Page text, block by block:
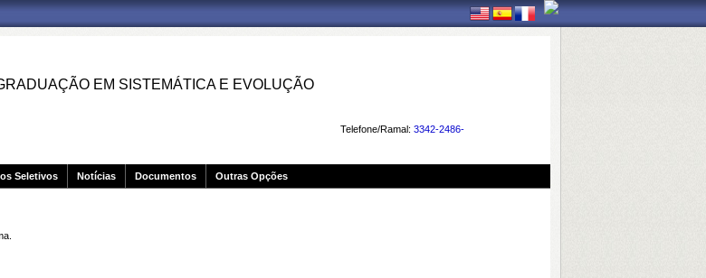
EM SISTEMÁTICA E EVOLUÇÃO
Telefone/Ramal: 3342-2486-
Seletivos Notícias Documentos Outras Opções